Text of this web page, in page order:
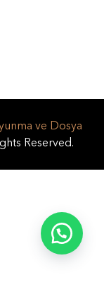
ve Dosya
Reserved.